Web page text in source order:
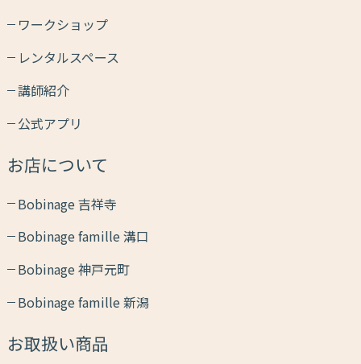
ワークショップ
レンタルスペース
講師紹介
公式アプリ
お店について
Bobinage 吉祥寺
Bobinage famille 溝口
Bobinage 神戸元町
Bobinage famille 新潟
お取扱い商品